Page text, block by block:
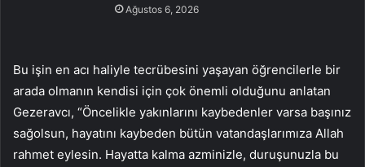
Ağustos 6, 2026
Bu işin en acı haliyle tecrübesini yaşayan öğrencilerle bir
arada olmanın kendisi için çok önemli olduğunu anlatan
Gezeravcı, “Öncelikle yakınlarını kaybedenler varsa başınız
sağolsun, hayatını kaybeden bütün vatandaşlarımıza Allah
rahmet eylesin. Hayatta kalma azminizle, duruşunuzla bu